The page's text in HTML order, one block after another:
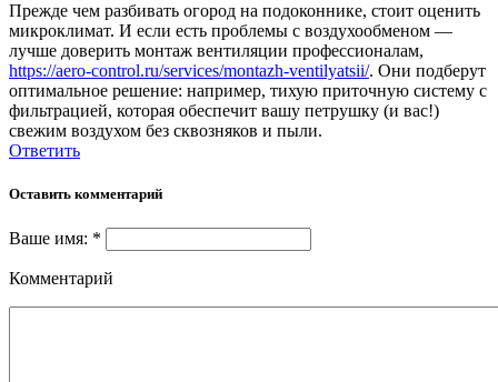
Прежде чем разбивать огород на подоконнике, стоит оценить
микроклимат. И если есть проблемы с воздухообменом —
лучше доверить монтаж вентиляции профессионалам,
https://aero-control.ru/services/montazh-ventilyatsii/. Они подберут
оптимальное решение: например, тихую приточную систему с
фильтрацией, которая обеспечит вашу петрушку (и вас!)
свежим воздухом без сквозняков и пыли.
Ответить
Оставить комментарий
Ваше имя: *
Комментарий